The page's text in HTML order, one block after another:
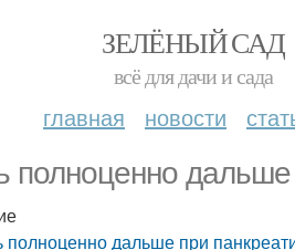
ЗЕЛЁНЫЙ САД
всё для дачи и сада
главная новости
полноценно
полноценно дальше при